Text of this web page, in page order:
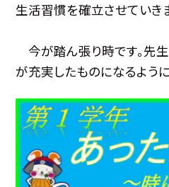
生活習慣を確立させていきま
今が踏ん張り時です。先
が充実したものになるように